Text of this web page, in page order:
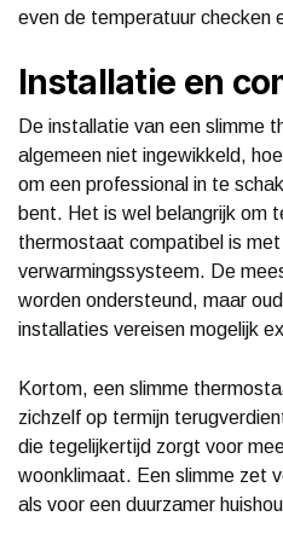
even de temperatuur checken
Installatie en
De installatie van een slimme
algemeen niet ingewikkeld,
om een professional in te
bent. Het is wel belangrijk om
thermostaat compatibel is met
verwarmingssysteem. De
worden ondersteund, maar
installaties vereisen mogelijk
Kortom, een slimme
zichzelf op termijn
die tegelijkertijd zorgt voor
woonklimaat. Een slimme zet
als voor een duurzamer